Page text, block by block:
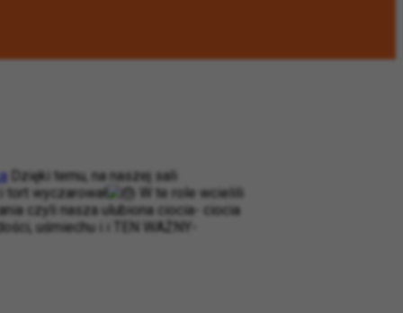
Dzięki temu, na naszej sali
tort wyczarował
W te role wcielili
czyli nasza ulubiona ciocia- ciocia
uśmiechu i i TEN WAŻNY-